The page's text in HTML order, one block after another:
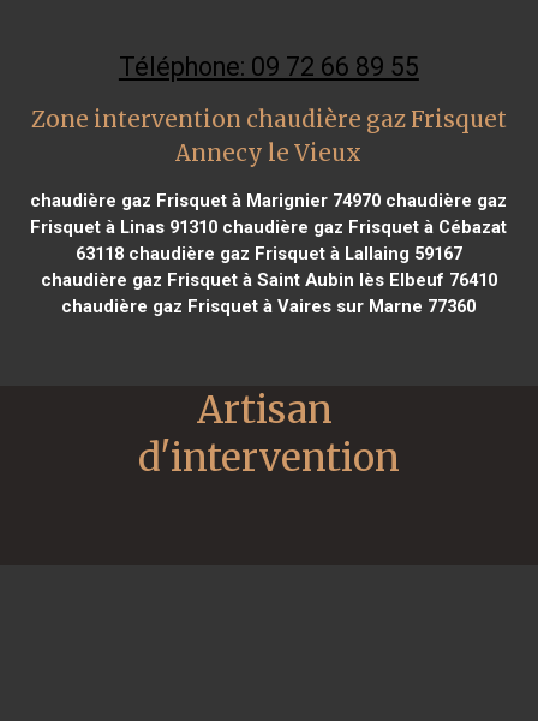
Téléphone: 09 72 66 89 55
Zone intervention chaudière gaz Frisquet
Annecy le Vieux
chaudière gaz Frisquet à Marignier 74970 chaudière gaz
Frisquet à Linas 91310 chaudière gaz Frisquet à Cébazat
63118chaudière gaz Frisquet à Lallaing 59167
chaudière gaz Frisquet à Saint Aubin lès Elbeuf 76410
chaudière gaz Frisquet à Vaires sur Marne 77360
Artisan
d'intervention